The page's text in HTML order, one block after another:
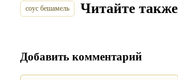
соус бешамель Читайте также
Добавить комментарий